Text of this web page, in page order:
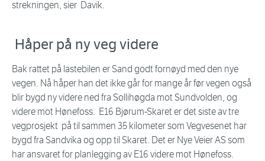
strekningen, sier Davik.
Håper på ny veg videre
Bak rattet på lastebilen er Sand godt fornøyd med den nye
vegen. Nå håper han det ikke går for mange år før vegen også
blir bygd ny videre ned fra Sollihøgda mot Sundvolden, og
videre mot Hønefoss. E16 Bjørum-Skaret er det siste av tre
vegprosjekt på til sammen 35 kilometer som Vegvesenet har
bygd fra Sandvika og opp til Skaret. Det er Nye Veier AS som
har ansvaret for planlegging av E16 videre mot Hønefoss.